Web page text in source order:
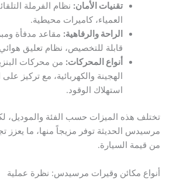
تقنيات الأمان: نظام الفرملة
العمياء، كاميرات محيطية.
الراحة والرفاهية: مقاعد مدفأة
قابلة للتخصيص، نظام تعليق
أنواع المحركات: من محركات
الهجينة والكهربائية، مع تركيز على
استهلاك الوقود.
تختلف هذه الميزات حسب الفئة والموديل،
مرسيدس الحديثة توفر مزيجاً منها، ما يعزز
من قيمة السيارة.
أنواع مكائن وقيرات مرسيدس: نظرة عملية